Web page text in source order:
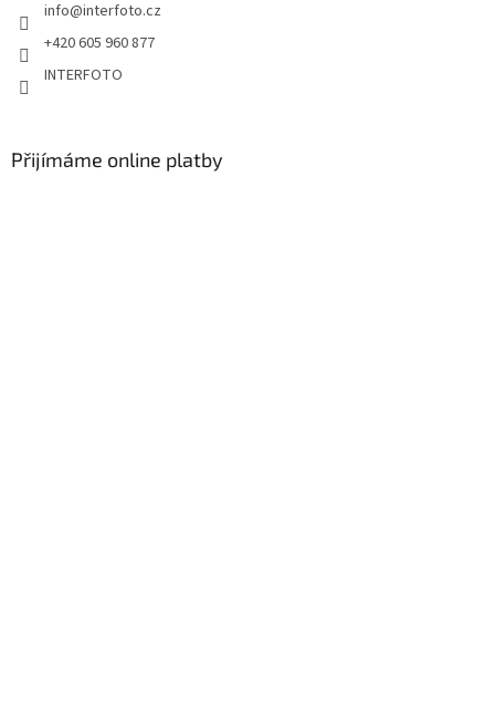
info@interfoto.cz
+420 605 960 877
INTERFOTO
Přijímáme online platby